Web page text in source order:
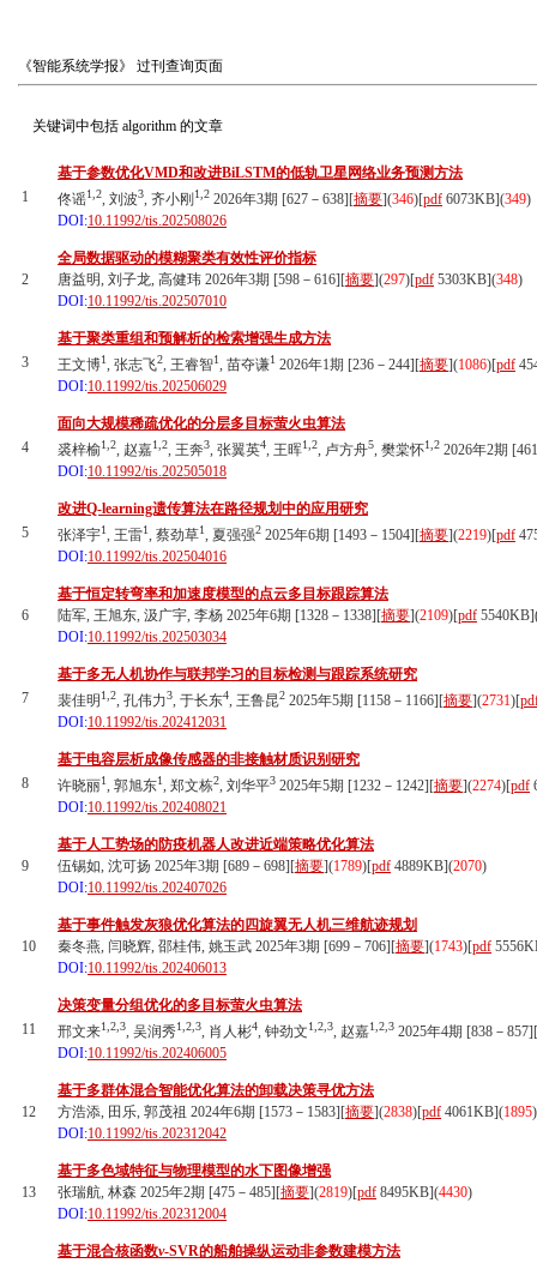
《智能系统学报》 过刊查询页面
关键词中包括 algorithm 的文章
1
基于参数优化VMD和改进BiLSTM的低轨卫星网络业务预测方法
佟谣1,2, 刘波3, 齐小刚 1,2 2026年3期 [627－638][摘要](346)[pdf 6073KB](349)
DOI:10.11992/tis.202508026
2
全局数据驱动的模糊聚类有效性评价指标
唐益明, 刘子龙, 高健玮 2026年3期 [598－616][摘要](297)[pdf 5303KB](348)
DOI:10.11992/tis.202507010
3
基于聚类重组和预解析的检索增强生成方法
王文博1, 张志飞2, 王睿智1, 苗夺谦1 2026年1期 [236－244][摘要](1086)[pdf
DOI:10.11992/tis.202506029
4
面向大规模稀疏优化的分层多目标萤火虫算法
裘梓榆1,2, 赵嘉1,2, 王奔3, 张翼英4, 王晖1,2, 卢方舟5, 樊棠怀1,2 2026年2期
DOI:10.11992/tis.202505018
5
改进Q-learning遗传算法在路径规划中的应用研究
张泽宇1, 王雷1, 蔡劲草1, 夏强强2 2025年6期 [1493－1504][摘要](2219)[pdf
DOI:10.11992/tis.202504016
6
基于恒定转弯率和加速度模型的点云多目标跟踪算法
陆军, 王旭东, 汲广宇, 李杨 2025年6期 [1328－1338][摘要](2109)[pdf 5540KB]
DOI:10.11992/tis.202503034
7
基于多无人机协作与联邦学习的目标检测与跟踪系统研究
裴佳明 1,2, 孔伟力3, 于长东4, 王鲁昆2 2025年5期 [1158－1166][摘要](2731)[
DOI:10.11992/tis.202412031
8
基于电容层析成像传感器的非接触材质识别研究
许晓丽1, 郭旭东1, 郑文栋2, 刘华平3 2025年5期 [1232－1242][摘要](2274)[pdf
DOI:10.11992/tis.202408021
9
基于人工势场的防疫机器人改进近端策略优化算法
伍锡如, 沈可扬 2025年3期 [689－698][摘要](1789)[pdf 4889KB](2070)
DOI:10.11992/tis.202407026
10
基于事件触发灰狼优化算法的四旋翼无人机三维航迹规划
秦冬燕, 闫晓辉, 邵桂伟, 姚玉武 2025年3期 [699－706][摘要](1743)[pdf
DOI:10.11992/tis.202406013
11
决策变量分组优化的多目标萤火虫算法
邢文来1,2,3, 吴润秀1,2,3, 肖人彬4, 钟劲文1,2,3, 赵嘉1,2,3 2025年4期 [838－857][
DOI:10.11992/tis.202406005
12
基于多群体混合智能优化算法的卸载决策寻优方法
方浩添, 田乐, 郭茂祖 2024年6期 [1573－1583][摘要](2838)[pdf 4061KB](1895)
DOI:10.11992/tis.202312042
13
基于多色域特征与物理模型的水下图像增强
张瑞航, 林森 2025年2期 [475－485][摘要](2819)[pdf 8495KB](4430)
DOI:10.11992/tis.202312004
基于混合核函数ν-SVR的船舶操纵运动非参数建模方法